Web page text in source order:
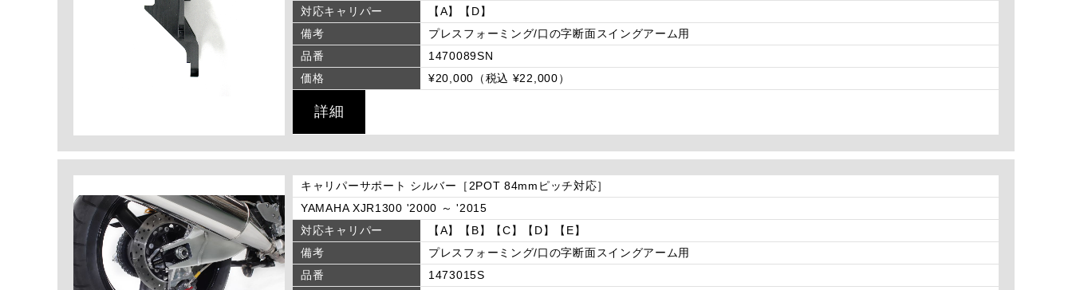
対応キャリパー
【A】【D】
備考
プレスフォーミング/口の字断面スイングアーム用
品番
1470089SN
価格
¥20,000（税込 ¥22,000）
詳細
キャリパーサポート シルバー［2POT 84mmピッチ対応］
YAMAHA XJR1300 '2000 ～ '2015
対応キャリパー
【A】【B】【C】【D】【E】
備考
プレスフォーミング/口の字断面スイングアーム用
品番
1473015S